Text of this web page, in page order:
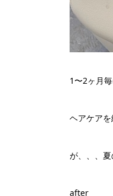
1〜2ヶ月
ヘアケアを
が、、、
after